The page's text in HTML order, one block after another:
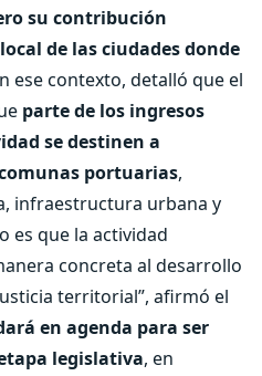
su contribución
de las ciudades donde
ese contexto, detalló que el
parte de los ingresos
se destinen a
portuarias,
infraestructura urbana y
es que la actividad
concreta al desarrollo
territorial”, afirmó el
en agenda para ser
legislativa, en